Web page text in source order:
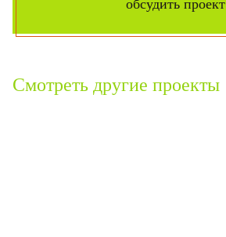
обсудить проект
Смотреть другие проекты